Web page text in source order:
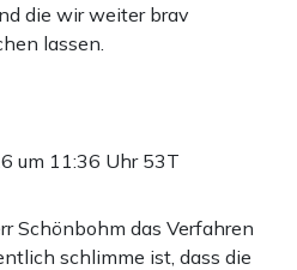
die wir weiter brav
lassen.
um 11:36 Uhr 53T
Schönbohm das Verfahren
schlimme ist, dass die